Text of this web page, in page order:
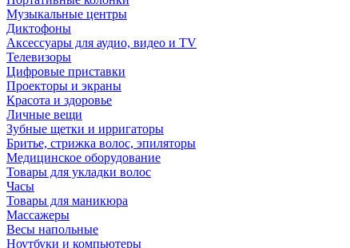
Музыкальные центры
Диктофоны
Аксессуары для аудио, видео и TV
Телевизоры
Цифровые приставки
Проекторы и экраны
Красота и здоровье
Личные вещи
Зубные щетки и ирригаторы
Бритье, стрижка волос, эпиляторы
Медицинское оборудование
Товары для укладки волос
Часы
Товары для маникюра
Массажеры
Весы напольные
Ноутбуки и компьютеры